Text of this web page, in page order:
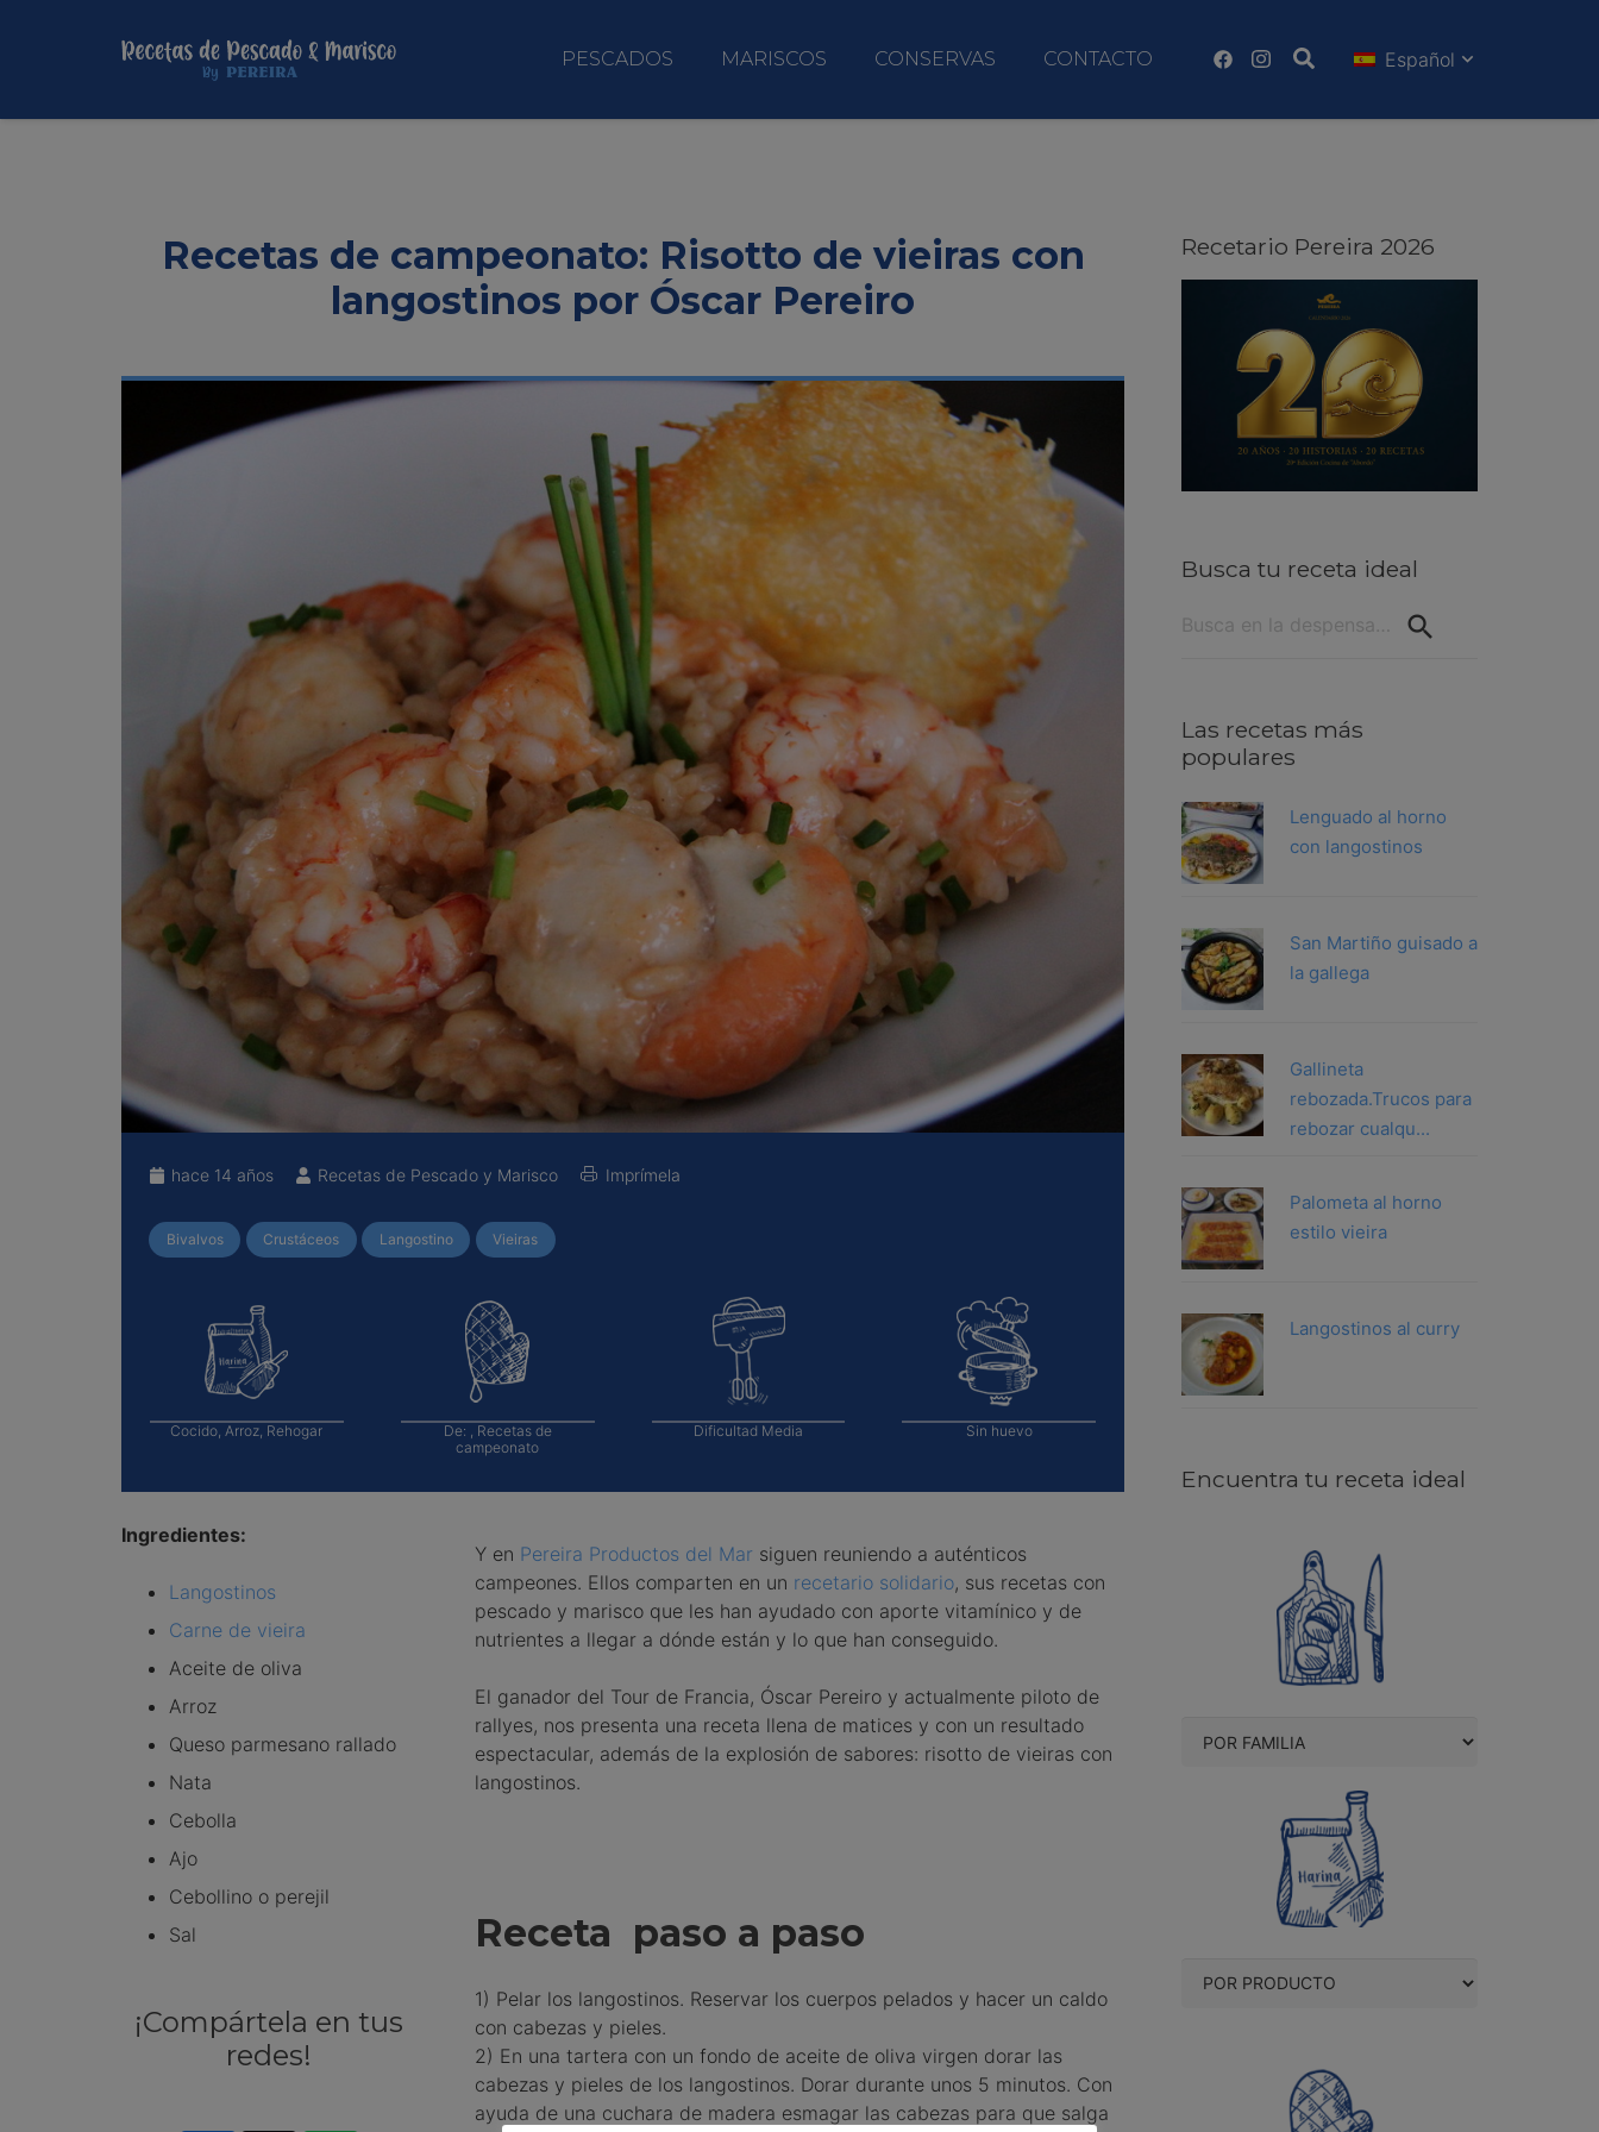
PESCADOS MARISCOS CONSERVAS CONTACTO Español
Recetas de campeonato: Risotto de vieiras con
langostinos por Óscar Pereiro
hace 14 años Recetas de Pescado y Marisco Imprímela
Bivalvos Crustáceos Langostino Vieiras
Cocido, Arroz, Rehogar De:
, Recetas de
campeonato
Dificultad Media Sin huevo
Ingredientes:
Langostinos
Carne de vieira
Aceite de oliva
Arroz
Queso parmesano rallado
Nata
Cebolla
Ajo
Cebollino o perejil
Sal
¡Compártela en tus
redes!
Y en Pereira Productos del Mar siguen reuniendo a auténticos
campeones. Ellos comparten en un recetario solidario, sus recetas con
pescado y marisco que les han ayudado con aporte vitamínico y de
nutrientes a llegar a dónde están y lo que han conseguido.
El ganador del Tour de Francia, Óscar Pereiro y actualmente piloto de
rallyes, nos presenta una receta llena de matices y con un resultado
espectacular, además de la explosión de sabores: risotto de vieiras con
langostinos.
Receta paso a paso
1) Pelar los langostinos. Reservar los cuerpos pelados y hacer un caldo
con cabezas y pieles.
2) En una tartera con un fondo de aceite de oliva virgen dorar las
cabezas y pieles de los langostinos. Dorar durante unos 5 minutos. Con
ayuda de una cuchara de madera esmagar las cabezas para que salga
Recetario Pereira 2026
Busca tu receta ideal
Las recetas más
populares
Lenguado al horno
con langostinos
San Martiño guisado a
la gallega
Gallineta
rebozada.Trucos para
rebozar cualqu...
Palometa al horno
estilo vieira
Langostinos al curry
Encuentra tu receta ideal